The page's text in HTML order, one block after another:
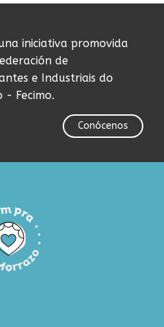
iniciativa promovida
de
e Industriais do
- Fecimo.
Conócenos